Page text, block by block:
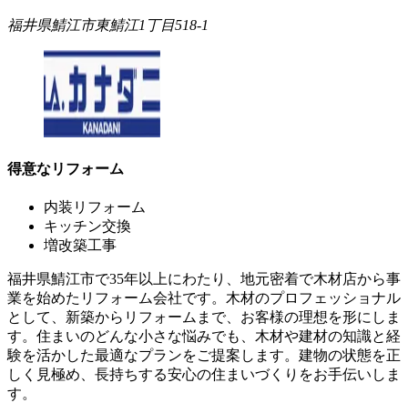
福井県鯖江市東鯖江1丁目518-1
得意なリフォーム
内装リフォーム
キッチン交換
増改築工事
福井県鯖江市で35年以上にわたり、地元密着で木材店から事
業を始めたリフォーム会社です。木材のプロフェッショナル
として、新築からリフォームまで、お客様の理想を形にしま
す。住まいのどんな小さな悩みでも、木材や建材の知識と経
験を活かした最適なプランをご提案します。建物の状態を正
しく見極め、長持ちする安心の住まいづくりをお手伝いしま
す。